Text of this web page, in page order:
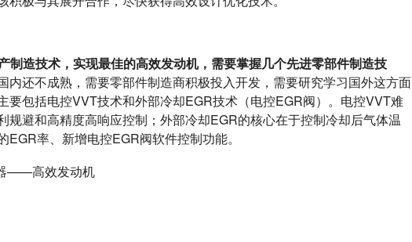
制造技术，实现最佳的高效发动机，需要掌握几个先进零部件制造技
内还不成熟，需要零部件制造商积极投入开发，需要研究学习国外这方面
要包括电控VVT技术和外部冷却EGR技术（电控EGR阀）。电控VVT难
规避和高精度高响应控制；外部冷却EGR的核心在于控制冷却后气体温
EGR率、新增电控EGR阀软件控制功能。